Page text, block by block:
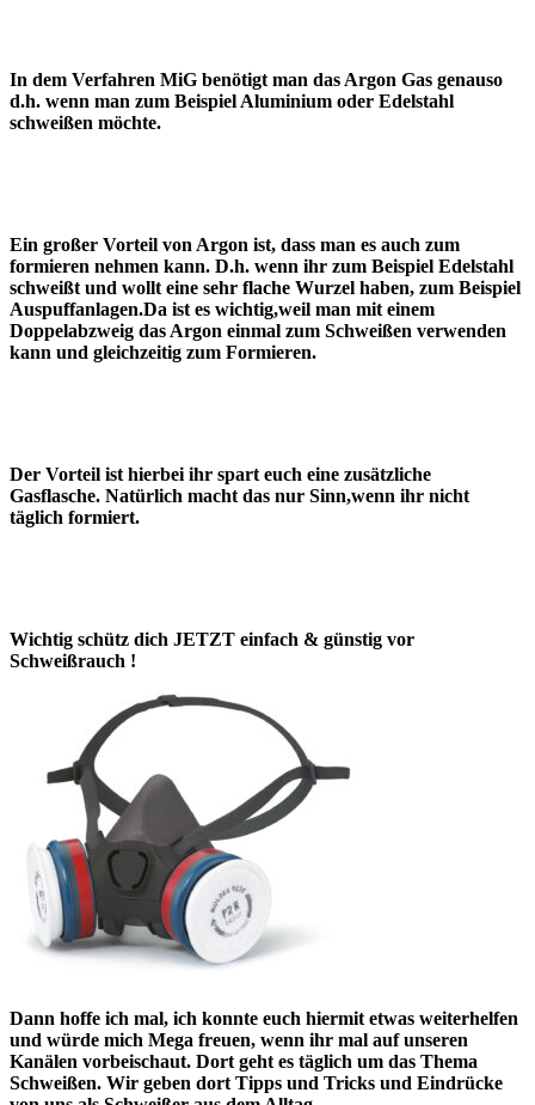
In dem Verfahren MiG benötigt man das Argon Gas genauso
d.h. wenn man zum Beispiel Aluminium oder Edelstahl
schweißen möchte.
Ein großer Vorteil von Argon ist, dass man es auch zum
formieren nehmen kann. D.h. wenn ihr zum Beispiel Edelstahl
schweißt und wollt eine sehr flache Wurzel haben, zum Beispiel
Auspuffanlagen.Da ist es wichtig,weil man mit einem
Doppelabzweig das Argon einmal zum Schweißen verwenden
kann und gleichzeitig zum Formieren.
Der Vorteil ist hierbei ihr spart euch eine zusätzliche
Gasflasche. Natürlich macht das nur Sinn,wenn ihr nicht
täglich formiert.
Wichtig schütz dich JETZT einfach & günstig vor
Schweißrauch !
Dann hoffe ich mal, ich konnte euch hiermit etwas weiterhelfen
und würde mich Mega freuen, wenn ihr mal auf unseren
Kanälen vorbeischaut. Dort geht es täglich um das Thema
Schweißen. Wir geben dort Tipps und Tricks und Eindrücke